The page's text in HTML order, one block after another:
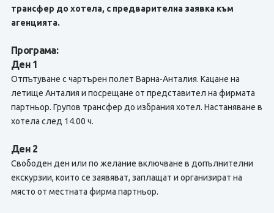
трансфер до хотела, с предварителна заявка към
агенцията.
Програма:
Ден 1
Отпътуване с чартърен полет Варна-Анталия. Кацане на
летище Анталия и посрещане от представител на фирмата
партньор. Групов трансфер до избрания хотел. Настаняване в
хотела след 14.00 ч.
Ден 2
Свободен ден или по желание включване в допълнителни
екскурзии, които се заявяват, заплащат и организират на
място от местната фирма партньор.